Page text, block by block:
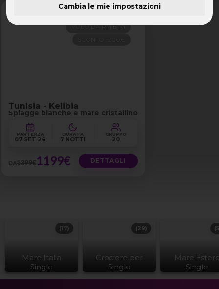
Cambia le mie impostazioni
VOLO DA RM E MI
Tunisia - Kelibia
Spiagge bianche e mare cristallino
PARTENZA
07 SET 26
DURATA
7 NOTTI
GRUPPO
20
DA1399€1199€ DETTAGLI
Mare Italia
Single
(17)
Crociere per
Single
(29)
Mare
Single